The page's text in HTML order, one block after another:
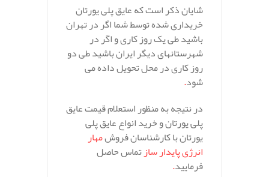
شایان ذکر است که عایق پلی یورتان
خریداری شده توسط شما اگر در تهران
باشید طی یک روز کاری و اگر در
شهرستانهای دیگر ایران باشید طی دو
روز کاری در محل تحویل داده می
شود.
در نتیجه به منظور استعلام قیمت عایق
پلی یورتان و خرید انواع عایق پلی
یورتان با کارشناسان فروشمهار
انرژی پایدار سازتماس حاصل
فرمایید.